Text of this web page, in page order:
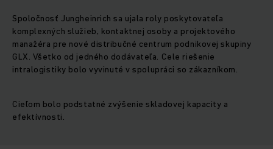
Spoločnosť Jungheinrich sa ujala roly poskytovateľa
komplexných služieb, kontaktnej osoby a projektového
manažéra pre nové distribučné centrum podnikovej skupiny
GLX. Všetko od jedného dodávateľa. Cele riešenie
intralogistiky bolo vyvinuté v spolupráci so zákazníkom.
Cieľom bolo podstatné zvýšenie skladovej kapacity a
efektívnosti.